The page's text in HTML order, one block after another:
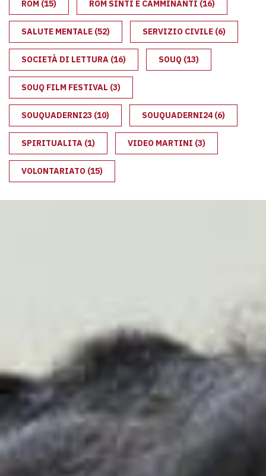
ROM (15) ROM SINTI E CAMMINANTI (16)
SALUTE MENTALE (52) SERVIZIO CIVILE (6)
SOCIETÀ DI LETTURA (16) SOUQ (13)
SOUQ FILM FESTIVAL (3)
SOUQUADERNI23 (10) SOUQUADERNI24 (6)
SPIRITUALITA (1) VIDEO MARTINI (3)
VOLONTARIATO (15)